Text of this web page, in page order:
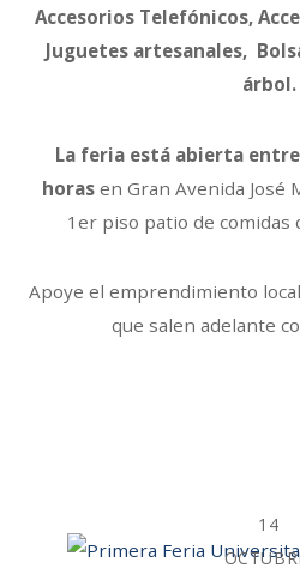
Accesorios Telefónicos,
Juguetes artesanales,
árbol.
La feria está abierta entre
horasen Gran Avenida José
1er piso patio de comidas
Apoye el emprendimiento
que salen adelante
14